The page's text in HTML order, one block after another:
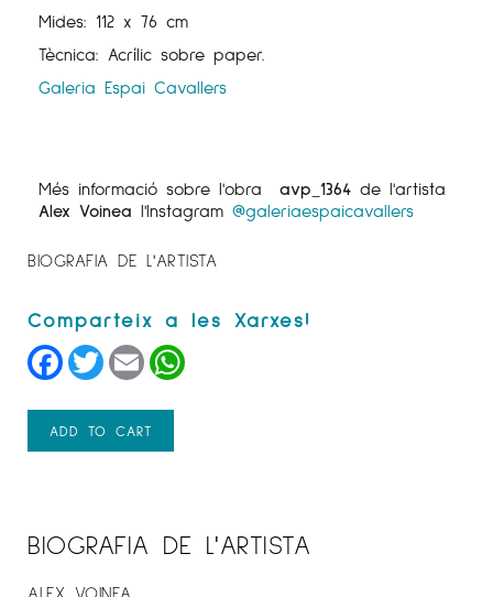
Mides: 112 x 76 cm
Tècnica: Acrílic sobre paper.
Galeria Espai Cavallers
Més informació sobre l'obra avp_1364 de l'artista
Alex Voinea l'Instagram @galeriaespaicavallers
BIOGRAFIA DE L'ARTISTA
Facebook
TwitterEmail
ADD TO CART
BIOGRAFIA DE L'ARTISTA
ALEX VOINEA